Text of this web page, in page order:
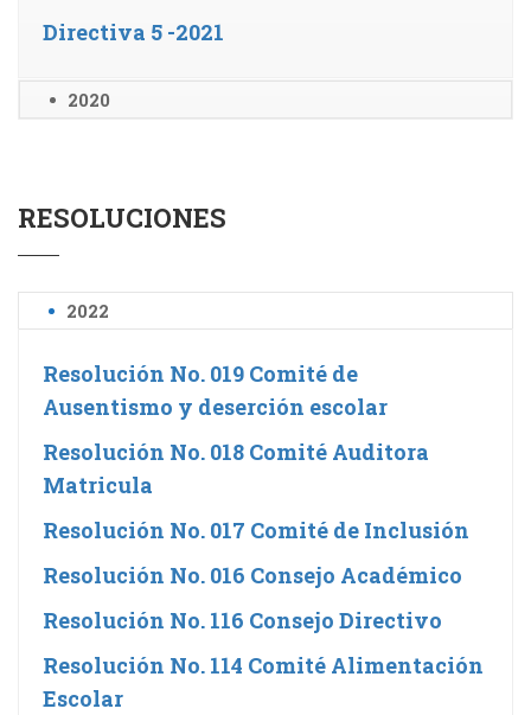
Directiva 5 -2021
2020
RESOLUCIONES
2022
Resolución No. 019 Comité de
Ausentismo y deserción escolar
Resolución No. 018 Comité Auditora
Matricula
Resolución No. 017 Comité de Inclusión
Resolución No. 016 Consejo Académico
Resolución No. 116 Consejo Directivo
Resolución No. 114 Comité Alimentación
Escolar